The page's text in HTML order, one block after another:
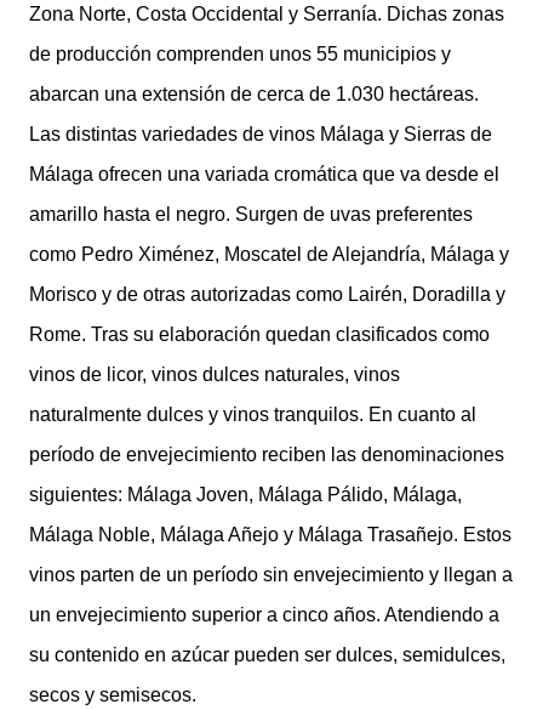
Zona Norte, Costa Occidental y Serranía. Dichas zonas
de producción comprenden unos 55 municipios y
abarcan una extensión de cerca de 1.030 hectáreas.
Las distintas variedades de vinos Málaga y Sierras de
Málaga ofrecen una variada cromática que va desde el
amarillo hasta el negro. Surgen de uvas preferentes
como Pedro Ximénez, Moscatel de Alejandría, Málaga y
Morisco y de otras autorizadas como Lairén, Doradilla y
Rome. Tras su elaboración quedan clasificados como
vinos de licor, vinos dulces naturales, vinos
naturalmente dulces y vinos tranquilos. En cuanto al
período de envejecimiento reciben las denominaciones
siguientes: Málaga Joven, Málaga Pálido, Málaga,
Málaga Noble, Málaga Añejo y Málaga Trasañejo. Estos
vinos parten de un período sin envejecimiento y llegan a
un envejecimiento superior a cinco años. Atendiendo a
su contenido en azúcar pueden ser dulces, semidulces,
secos y semisecos.